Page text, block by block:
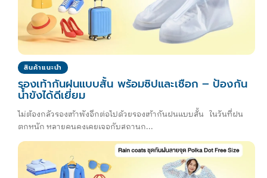
สินค้าแนะนำ
รองเท้ากันฝนแบบสั้น พร้อมซิปและเชือก – ป้องกัน
น้ำขังได้ดีเยี่ยม
ไม่ต้องกลัวรองเท้าพังอีกต่อไปด้วยรองเท้ากันฝนแบบสั้น ในวันที่ฝน
ตกหนัก หลายคนคงเคยเจอกับสถานก...